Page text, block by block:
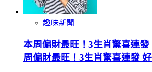
趣味新聞
本周偏財最旺！3生肖驚喜連
周偏財最旺！3生肖驚喜連發